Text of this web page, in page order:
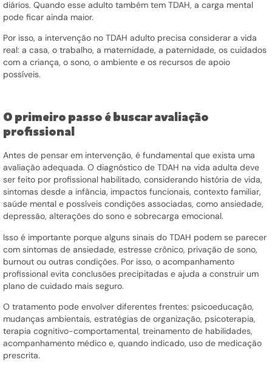
diários. Quando esse adulto também tem TDAH, a carga mental
pode ficar ainda maior.
Por isso, a intervenção no TDAH adulto precisa considerar a vida
real: a casa, o trabalho, a maternidade, a paternidade, os cuidados
com a criança, o sono, o ambiente e os recursos de apoio
possíveis.
O primeiro passo é buscar avaliação
profissional
Antes de pensar em intervenção, é fundamental que exista uma
avaliação adequada. O diagnóstico de TDAH na vida adulta deve
ser feito por profissional habilitado, considerando história de vida,
sintomas desde a infância, impactos funcionais, contexto familiar,
saúde mental e possíveis condições associadas, como ansiedade,
depressão, alterações do sono e sobrecarga emocional.
Isso é importante porque alguns sinais do TDAH podem se parecer
com sintomas de ansiedade, estresse crônico, privação de sono,
burnout ou outras condições. Por isso, o acompanhamento
profissional evita conclusões precipitadas e ajuda a construir um
plano de cuidado mais seguro.
O tratamento pode envolver diferentes frentes: psicoeducação,
mudanças ambientais, estratégias de organização, psicoterapia,
terapia cognitivo-comportamental, treinamento de habilidades,
acompanhamento médico e, quando indicado, uso de medicação
prescrita.